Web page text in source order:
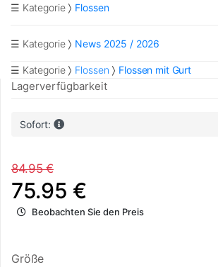
☰ Kategorie Flossen
☰ Kategorie News 2025 / 2026
☰ Kategorie Flossen Flossen mit Gurt
Lagerverfügbarkeit
Sofort:
84.95 €
75.95 €
Beobachten Sie den Preis
Größe